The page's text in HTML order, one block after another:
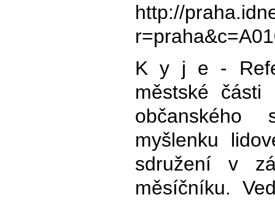
http://
K y j e -
městské části
občanského
myšlenku
sdružení v
měsíčníku.